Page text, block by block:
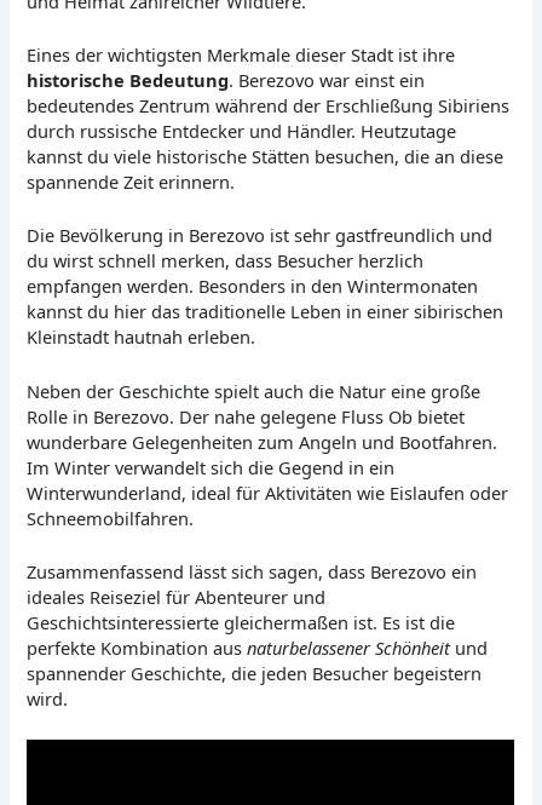
Eines der wichtigsten Merkmale dieser Stadt ist ihre
historische Bedeutung. Berezovo war einst ein
bedeutendes Zentrum während der Erschließung Sibiriens
durch russische Entdecker und Händler. Heutzutage
kannst du viele historische Stätten besuchen, die an diese
spannende Zeit erinnern.
Die Bevölkerung in Berezovo ist sehr gastfreundlich und
du wirst schnell merken, dass Besucher herzlich
empfangen werden. Besonders in den Wintermonaten
kannst du hier das traditionelle Leben in einer sibirischen
Kleinstadt hautnah erleben.
Neben der Geschichte spielt auch die Natur eine große
Rolle in Berezovo. Der nahe gelegene Fluss Ob bietet
wunderbare Gelegenheiten zum Angeln und Bootfahren.
Im Winter verwandelt sich die Gegend in ein
Winterwunderland, ideal für Aktivitäten wie Eislaufen oder
Schneemobilfahren.
Zusammenfassend lässt sich sagen, dass Berezovo ein
ideales Reiseziel für Abenteurer und
Geschichtsinteressierte gleichermaßen ist. Es ist die
perfekte Kombination ausnaturbelassener Schönheitund
spannender Geschichte, die jeden Besucher begeistern
wird.